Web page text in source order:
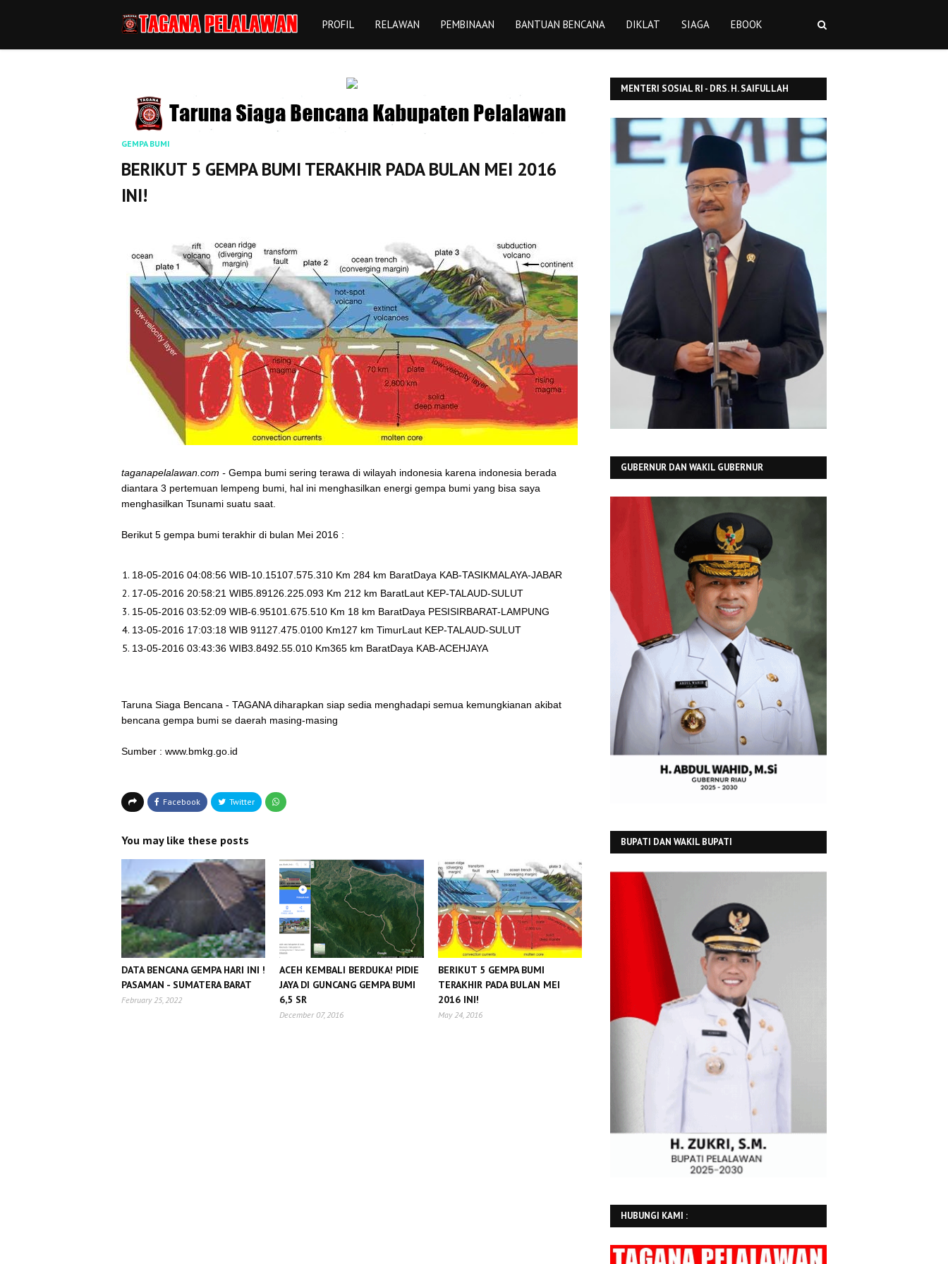
PROFIL RELAWAN PEMBINAAN BANTUAN BENCANA DIKLAT SIAGA EBOOK
GEMPA BUMI
BERIKUT 5 GEMPA BUMI TERAKHIR PADA BULAN MEI 2016
INI!
taganapelalawan.com - Gempa bumi sering terawa di wilayah indonesia karena indonesia berada
diantara 3 pertemuan lempeng bumi, hal ini menghasilkan energi gempa bumi yang bisa saya
menghasilkan Tsunami suatu saat.
Berikut 5 gempa bumi terakhir di bulan Mei 2016 :
18-05-2016 04:08:56 WIB-10.15107.575.310 Km 284 km BaratDaya KAB-TASIKMALAYA-JABAR
17-05-2016 20:58:21 WIB5.89126.225.093 Km 212 km BaratLaut KEP-TALAUD-SULUT
15-05-2016 03:52:09 WIB-6.95101.675.510 Km 18 km BaratDaya PESISIRBARAT-LAMPUNG
13-05-2016 17:03:18 WIB 91127.475.0100 Km127 km TimurLaut KEP-TALAUD-SULUT
13-05-2016 03:43:36 WIB3.8492.55.010 Km365 km BaratDaya KAB-ACEHJAYA
Taruna Siaga Bencana - TAGANA diharapkan siap sedia menghadapi semua kemungkianan akibat
bencana gempa bumi se daerah masing-masing
Sumber : www.bmkg.go.id
You may like these posts
DATA BENCANA GEMPA HARI INI !
PASAMAN - SUMATERA BARAT
February 25, 2022
ACEH KEMBALI BERDUKA! PIDIE
JAYA DI GUNCANG GEMPA BUMI
6,5 SR
December 07, 2016
BERIKUT 5 GEMPA BUMI
TERAKHIR PADA BULAN MEI
2016 INI!
May 24, 2016
MENTERI SOSIAL RI - DRS. H. SAIFULLAH
GUBERNUR DAN WAKIL GUBERNUR
BUPATI DAN WAKIL BUPATI
HUBUNGI KAMI :